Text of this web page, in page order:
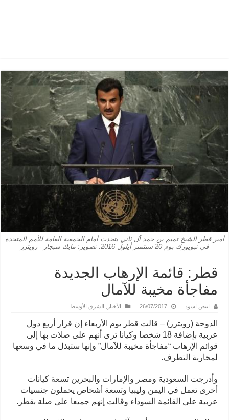
أمير قطر الشيخ تميم بن حمد آل ثاني يتحدث أمام الجمعية العامة للأمم المتحدة
في نيويورك يوم 20 سبتمبر أيلول 2016. تصوير: مايك سيجار - رويترز
قطر: قائمة الإرهاب الجديدة
مفاجأة مخيبة للآمال
ابيض اسود 26/07/2017 الأخبار الشرق الأوسط
الدوحة (رويترز) – قالت قطر يوم الأربعاء إن قرار أربع دول
عربية بإضافة 18 شخصا وكيانا ترى أنهم على صلات بها إلى
قوائم الإرهاب “مفاجأة مخيبة للآمال” وإنها ستبذل ما في وسعها
لمحاربة التطرف.
وأدرجت السعودية ومصر والإمارات والبحرين تسعة كيانات
أخرى تعمل في اليمن وليبيا وتسعة أشخاص يحملون جنسيات
عربية على القائمة السوداء وقالت إنهم جميعا على صلة بقطر.